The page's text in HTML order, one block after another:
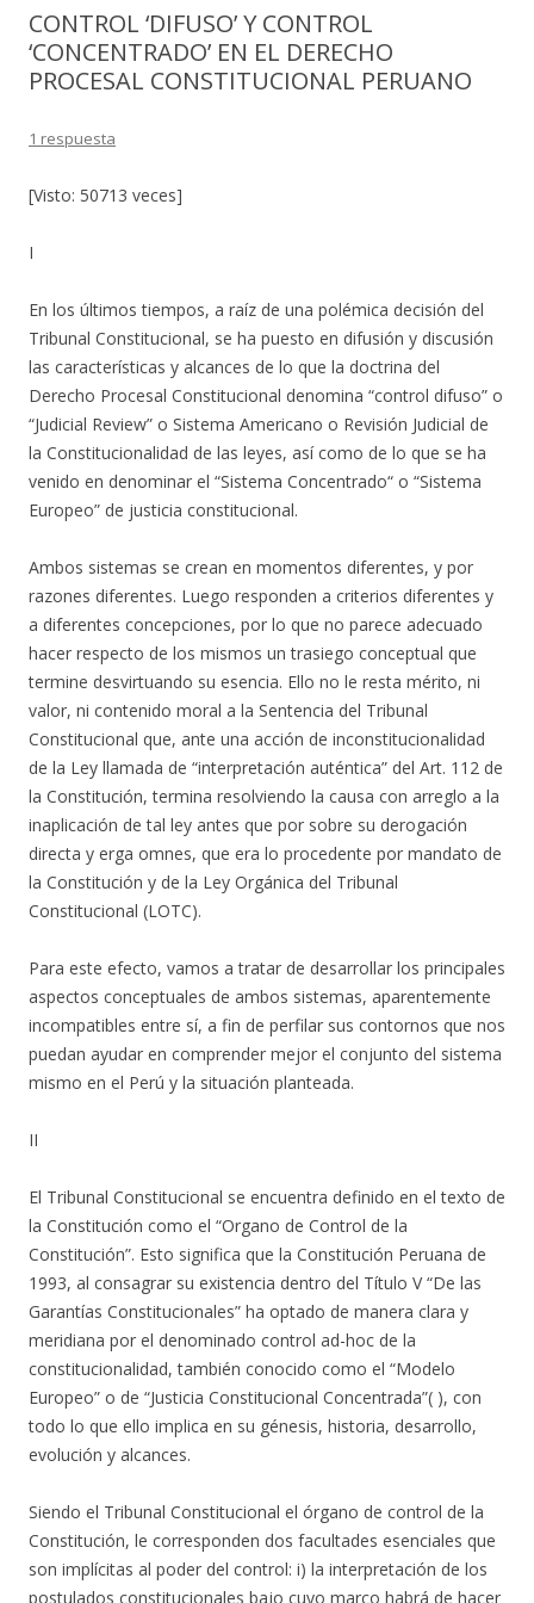
CONTROL ‘DIFUSO’ Y CONTROL
‘CONCENTRADO’ EN EL DERECHO
PROCESAL CONSTITUCIONAL PERUANO
1 respuesta
[Visto: 50713 veces]
I
En los últimos tiempos, a raíz de una polémica decisión del
Tribunal Constitucional, se ha puesto en difusión y discusión
las características y alcances de lo que la doctrina del
Derecho Procesal Constitucional denomina “control difuso” o
“Judicial Review” o Sistema Americano o Revisión Judicial de
la Constitucionalidad de las leyes, así como de lo que se ha
venido en denominar el “Sistema Concentrado“ o “Sistema
Europeo” de justicia constitucional.
Ambos sistemas se crean en momentos diferentes, y por
razones diferentes. Luego responden a criterios diferentes y
a diferentes concepciones, por lo que no parece adecuado
hacer respecto de los mismos un trasiego conceptual que
termine desvirtuando su esencia. Ello no le resta mérito, ni
valor, ni contenido moral a la Sentencia del Tribunal
Constitucional que, ante una acción de inconstitucionalidad
de la Ley llamada de “interpretación auténtica” del Art. 112 de
la Constitución, termina resolviendo la causa con arreglo a la
inaplicación de tal ley antes que por sobre su derogación
directa y erga omnes, que era lo procedente por mandato de
la Constitución y de la Ley Orgánica del Tribunal
Constitucional (LOTC).
Para este efecto, vamos a tratar de desarrollar los principales
aspectos conceptuales de ambos sistemas, aparentemente
incompatibles entre sí, a fin de perfilar sus contornos que nos
puedan ayudar en comprender mejor el conjunto del sistema
mismo en el Perú y la situación planteada.
II
El Tribunal Constitucional se encuentra definido en el texto de
la Constitución como el “Organo de Control de la
Constitución”. Esto significa que la Constitución Peruana de
1993, al consagrar su existencia dentro del Título V “De las
Garantías Constitucionales” ha optado de manera clara y
meridiana por el denominado control ad-hoc de la
constitucionalidad, también conocido como el “Modelo
Europeo” o de “Justicia Constitucional Concentrada”( ), con
todo lo que ello implica en su génesis, historia, desarrollo,
evolución y alcances.
Siendo el Tribunal Constitucional el órgano de control de la
Constitución, le corresponden dos facultades esenciales que
son implícitas al poder del control: i) la interpretación de los
postulados constitucionales bajo cuyo marco habrá de hacer